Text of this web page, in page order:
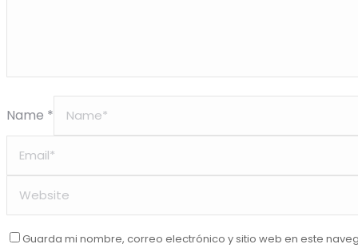
Name *
Guarda mi nombre, correo electrónico y sitio web en este